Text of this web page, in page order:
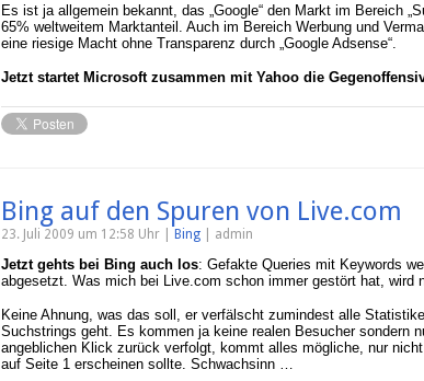
Es ist ja allgemein bekannt, das „Google“ den Markt im Bereich
65% weltweitem Marktanteil. Auch im Bereich Werbung und
eine riesige Macht ohne Transparenz durch „Google Adsense“.
Jetzt startet Microsoft zusammen mit Yahoo die
Bing auf den Spuren von Live.com
23. Juli 2009 um 12:58 Uhr | Bing | admin
Jetzt gehts bei Bing auch los: Gefakte Queries mit Keywords
abgesetzt. Was mich bei Live.com schon immer gestört hat, wird
Keine Ahnung, was das soll, er verfälscht zumindest alle
Suchstrings geht. Es kommen ja keine realen Besucher sondern
angeblichen Klick zurück verfolgt, kommt alles mögliche, nur
auf Seite 1 erscheinen sollte. Schwachsinn …